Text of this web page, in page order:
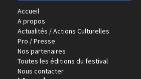
Accueil
A propos
Actualités / Actions Culturelles
Pro / Presse
Nos partenaires
Toutes les éditions du festival
Nous contacter